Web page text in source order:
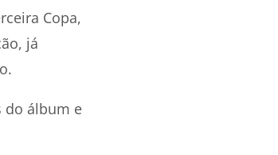
Copa,
já
do álbum e